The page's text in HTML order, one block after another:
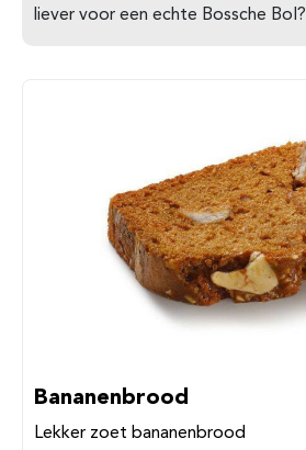
liever voor een echte Bossche Bol?
Bananenbrood
Lekker zoet bananenbrood